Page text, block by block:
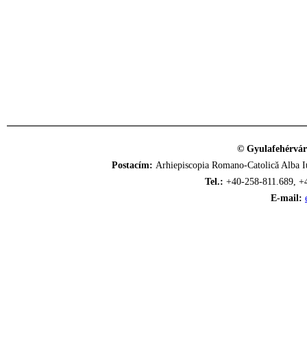
©
Postacím: Arhiepiscopia Romano-Catolică
Tel.: +40-258-811.689,
E-mail: